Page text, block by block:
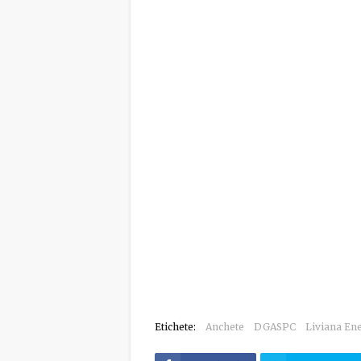
Etichete: Anchete DGASPC Liviana